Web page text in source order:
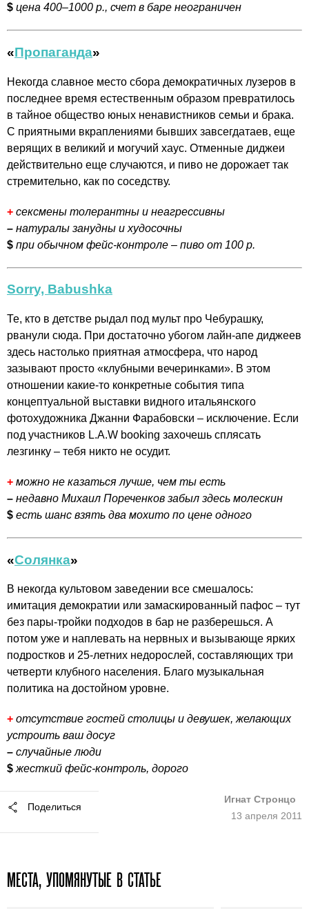
$ цена 400–1000 р., счет в баре неограничен
«Пропаганда»
Некогда славное место сбора демократичных лузеров в
последнее время естественным образом превратилось
в тайное общество юных ненавистников семьи и брака.
С приятными вкраплениями бывших завсегдатаев, еще
верящих в великий и могучий хаус. Отменные диджеи
действительно еще случаются, и пиво не дорожает так
стремительно, как по соседству.
+ сексмены толерантны и неагрессивны
– натуралы занудны и худосочны
$ при обычном фейс-контроле – пиво от 100 р.
Sorry, Babushka
Те, кто в детстве рыдал под мульт про Чебурашку,
рванули сюда. При достаточно убогом лайн-апе диджеев
здесь настолько приятная атмосфера, что народ
зазывают просто «клубными вечеринками». В этом
отношении какие-то конкретные события типа
концептуальной выставки видного итальянского
фотохудожника Джанни Фарабовски – исключение. Если
под участников L.A.W booking захочешь сплясать
лезгинку – тебя никто не осудит.
+ можно не казаться лучше, чем ты есть
– недавно Михаил Пореченков забыл здесь молескин
$ есть шанс взять два мохито по цене одного
«Солянка»
В некогда культовом заведении все смешалось:
имитация демократии или замаскированный пафос – тут
без пары-тройки подходов в бар не разберешься. А
потом уже и наплевать на нервных и вызывающе ярких
подростков и 25-летних недорослей, составляющих три
четверти клубного населения. Благо музыкальная
политика на достойном уровне.
+ отсутствие гостей столицы и девушек, желающих
устроить ваш досуг
– случайные люди
$ жесткий фейс-контроль, дорого
Поделиться
Игнат Стронцо
13 апреля 2011
МЕСТА, УПОМЯНУТЫЕ В СТАТЬЕ